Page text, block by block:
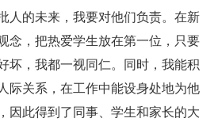
人的未来，我要对他们负责。在新
念，把热爱学生放在第一位，只要
坏，我都一视同仁。同时，我能积
际关系，在工作中能设身处地为他
因此得到了同事、学生和家长的大